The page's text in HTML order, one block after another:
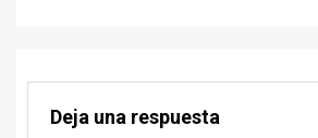
Deja una respuesta